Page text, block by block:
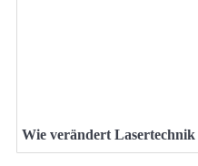
Wie verändert